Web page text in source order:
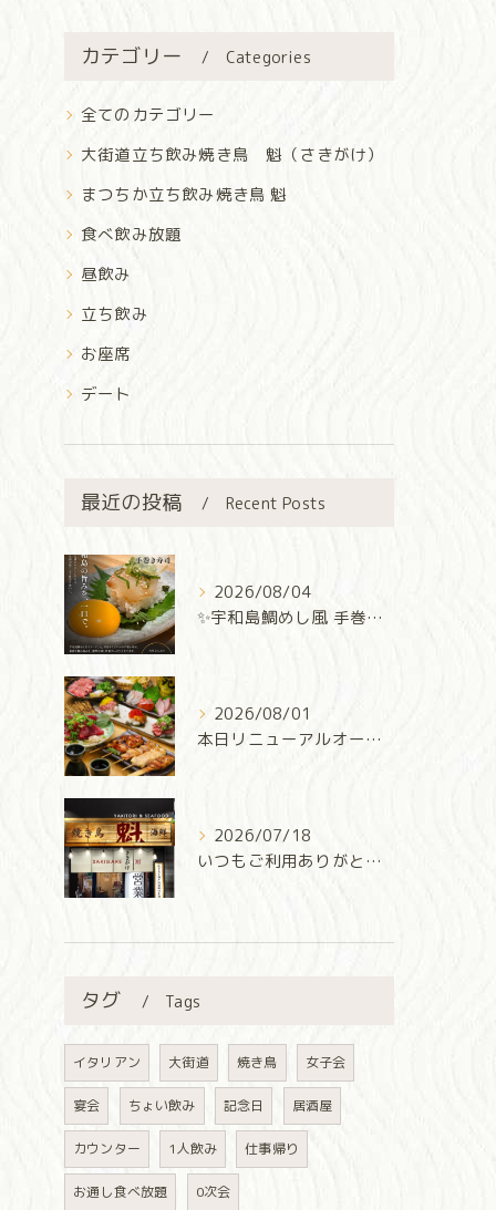
カテゴリー Categories
全てのカテゴリー
大街道立ち飲み焼き鳥 魁（さきがけ）
まつちか立ち飲み焼き鳥 魁
食べ飲み放題
昼飲み
立ち飲み
お座席
デート
最近の投稿 Recent Posts
2026/08/04
✨宇和島鯛めし風 手巻き寿司✨
2026/08/01
本日リニューアルオープン‼️
2026/07/18
いつもご利用ありがとうございます✨
タグ Tags
イタリアン 大街道 焼き鳥 女子会
宴会 ちょい飲み 記念日 居酒屋
カウンター 1人飲み 仕事帰り
お通し食べ放題 0次会